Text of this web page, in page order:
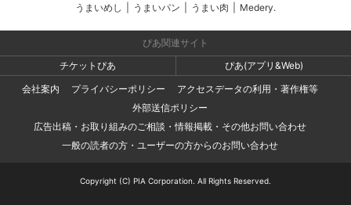
うまいめし
うまいパン うまい肉 Medery.
ぴあ関連サイト
チケットぴあ
ぴあ(アプリ&Web)
会社案内
プライバシーポリシー
アクセスデータの利用・著作権等
外部送信ポリシー
広告出稿・お取り組みのご相談・情報掲載・その他お問い合わせ
一般の読者の方・ユーザーの方からのお問い合わせ
Copyright (C) PIA Corporation. All Rights Reserved.